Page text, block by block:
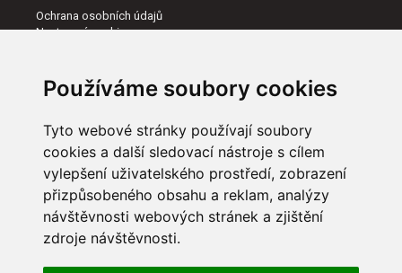
Používáme soubory cookies
Tyto webové stránky používají soubory
cookies a další sledovací nástroje s cílem
vylepšení uživatelského prostředí, zobrazení
přizpůsobeného obsahu a reklam, analýzy
návštěvnosti webových stránek a zjištění
zdroje návštěvnosti.
Ochrana osobních údajů
Nastavení cookies
Naši partneři